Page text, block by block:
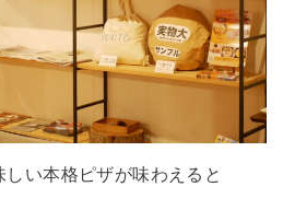
い本格ピザが味わえると